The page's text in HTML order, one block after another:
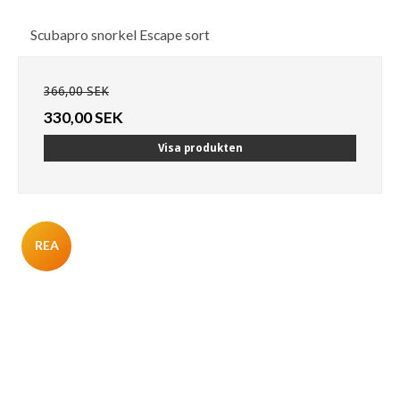
Scubapro snorkel Escape sort
366,00 SEK
330,00 SEK
Visa produkten
REA